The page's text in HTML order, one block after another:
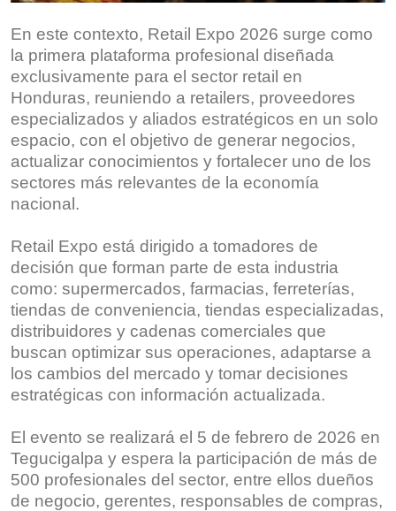
En este contexto, Retail Expo 2026 surge como
la primera plataforma profesional diseñada
exclusivamente para el sector retail en
Honduras, reuniendo a retailers, proveedores
especializados y aliados estratégicos en un solo
espacio, con el objetivo de generar negocios,
actualizar conocimientos y fortalecer uno de los
sectores más relevantes de la economía
nacional.
Retail Expo está dirigido a tomadores de
decisión que forman parte de esta industria
como: supermercados, farmacias, ferreterías,
tiendas de conveniencia, tiendas especializadas,
distribuidores y cadenas comerciales que
buscan optimizar sus operaciones, adaptarse a
los cambios del mercado y tomar decisiones
estratégicas con información actualizada.
El evento se realizará el 5 de febrero de 2026 en
Tegucigalpa y espera la participación de más de
500 profesionales del sector, entre ellos dueños
de negocio, gerentes, responsables de compras,